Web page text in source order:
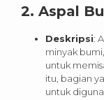
2. Aspal
Deskripsi:
minyak
untuk
itu, bagian
untuk